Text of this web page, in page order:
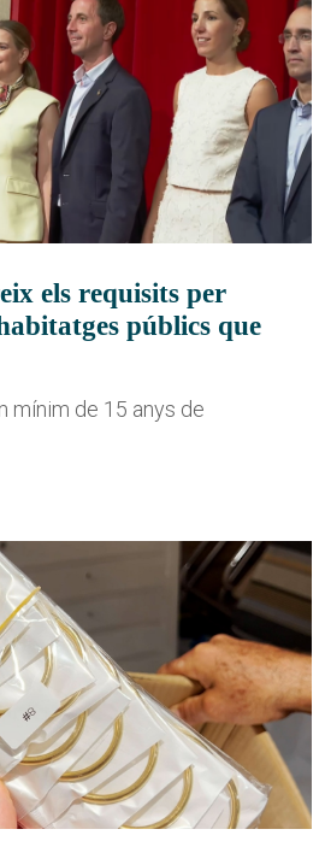
els requisits per
públics que
mínim de 15 anys de